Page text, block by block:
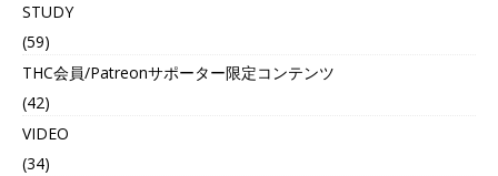
STUDY
(59)
THC会員/Patreonサポーター限定コンテンツ
(42)
VIDEO
(34)